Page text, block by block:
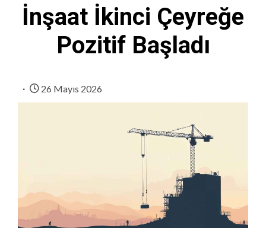
İnşaat İkinci Çeyreğe
Pozitif Başladı
26 Mayıs 2026